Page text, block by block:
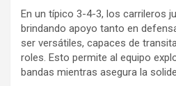
En un típico 3-4-3, los carrileros
brindando apoyo tanto en
ser versátiles, capaces de
roles. Esto permite al equipo
bandas mientras asegura la